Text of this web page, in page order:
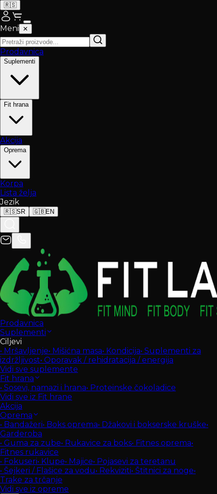
🇷🇸
Meni ✕
Prodavnica
Suplementi
Fit hrana
Akcija
Oprema
Korpa
Lista želja
Jezik
🇷🇸SR 🇬🇧EN
Prodavnica
Suplementi
Ciljevi
• Mršavljenje• Mišićna masa• Kondicija• Suplementi za
izdržljivost• Oporavak / rehidratacija / energija
Vidi sve suplemente
Fit hrana
• Sosevi, namazi i hrana• Proteinske čokoladice
Vidi sve iz Fit hrane
Akcija
Oprema
• Bandažeri• Boks oprema• Džakovi i bokserske kruške•
Garderoba
• Guma za zube• Rukavice za boks• Fitnes oprema•
Fitnes rukavice
• Fokuseri• Klupe• Majice• Pojasevi za teretanu
• Šejkeri / Flašice za vodu• Rekviziti• Štitnici za noge•
Trake za trčanje
Vidi sve iz opreme